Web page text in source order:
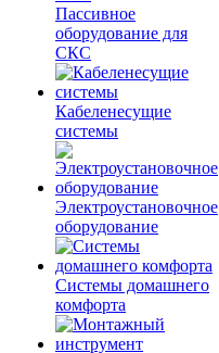
Пассивное
оборудование для
СКС
Кабеленесущие
системы
Электроустановочное
оборудование
Системы домашнего
комфорта